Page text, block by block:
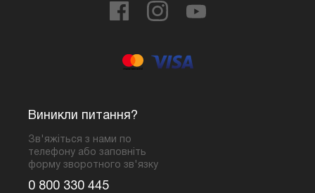
Виникли питання?
Зв'яжіться з нами по
телефону або заповніть
форму зворотного зв'язку
0 800 330 445